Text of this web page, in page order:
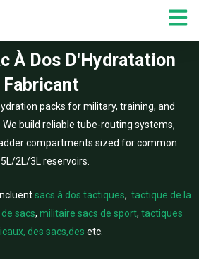
À Dos D'Hydratation
Fabricant
packs for military, training, and
build reliable tube-routing systems,
compartments sized for common
2L/3L reservoirs.
sacs à dos tactiques, tactique de la
sacs, militaire sacs de sport, tactiques
des sacs,des etc.